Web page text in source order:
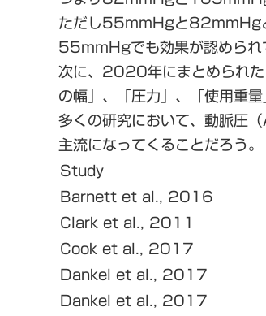
ただし55mmHgと82mmHgと
55mmHgでも効果が認められ
次に、2020年にまとめられた
の幅」、「圧力」、「使用重
多くの研究において、動脈
主流になってくることだろう。
Study
Barnett et al., 2016
Clark et al., 2011
Cook et al., 2017
Dankel et al., 2017
Dankel et al., 2017